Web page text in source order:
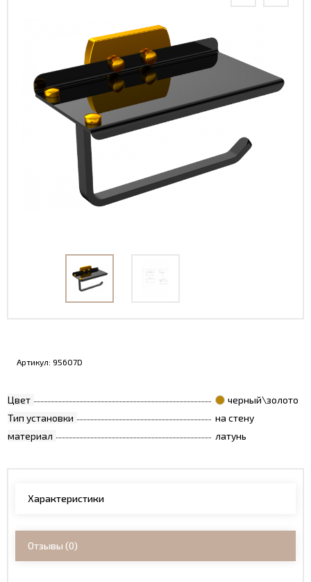
Артикул: 95607D
Цвет
черный\золото
Тип установки
на стену
материал
латунь
Характеристики
Отзывы (0)